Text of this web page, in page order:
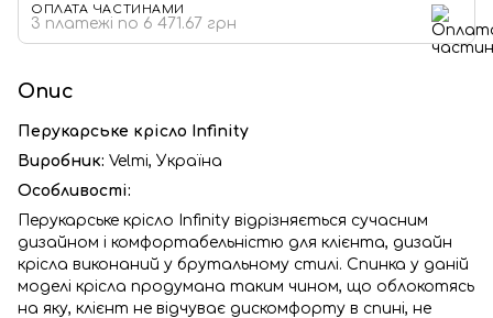
ОПЛАТА ЧАСТИНАМИ
3 платежі по 6 471.67 грн
Опис
Перукарське крісло Infinity
Виробник: Velmi, Україна
Особливості:
Перукарське крісло Infinity відрізняється сучасним
дизайном і комфортабельністю для клієнта, дизайн
крісла виконаний у брутальному стилі. Спинка у даній
моделі крісла продумана таким чином, що облокотясь
на яку, клієнт не відчуває дискомфорту в спині, не